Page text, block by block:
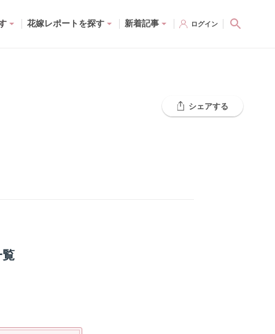
花嫁レポートを探す 新着記事 ログイン
シェアする